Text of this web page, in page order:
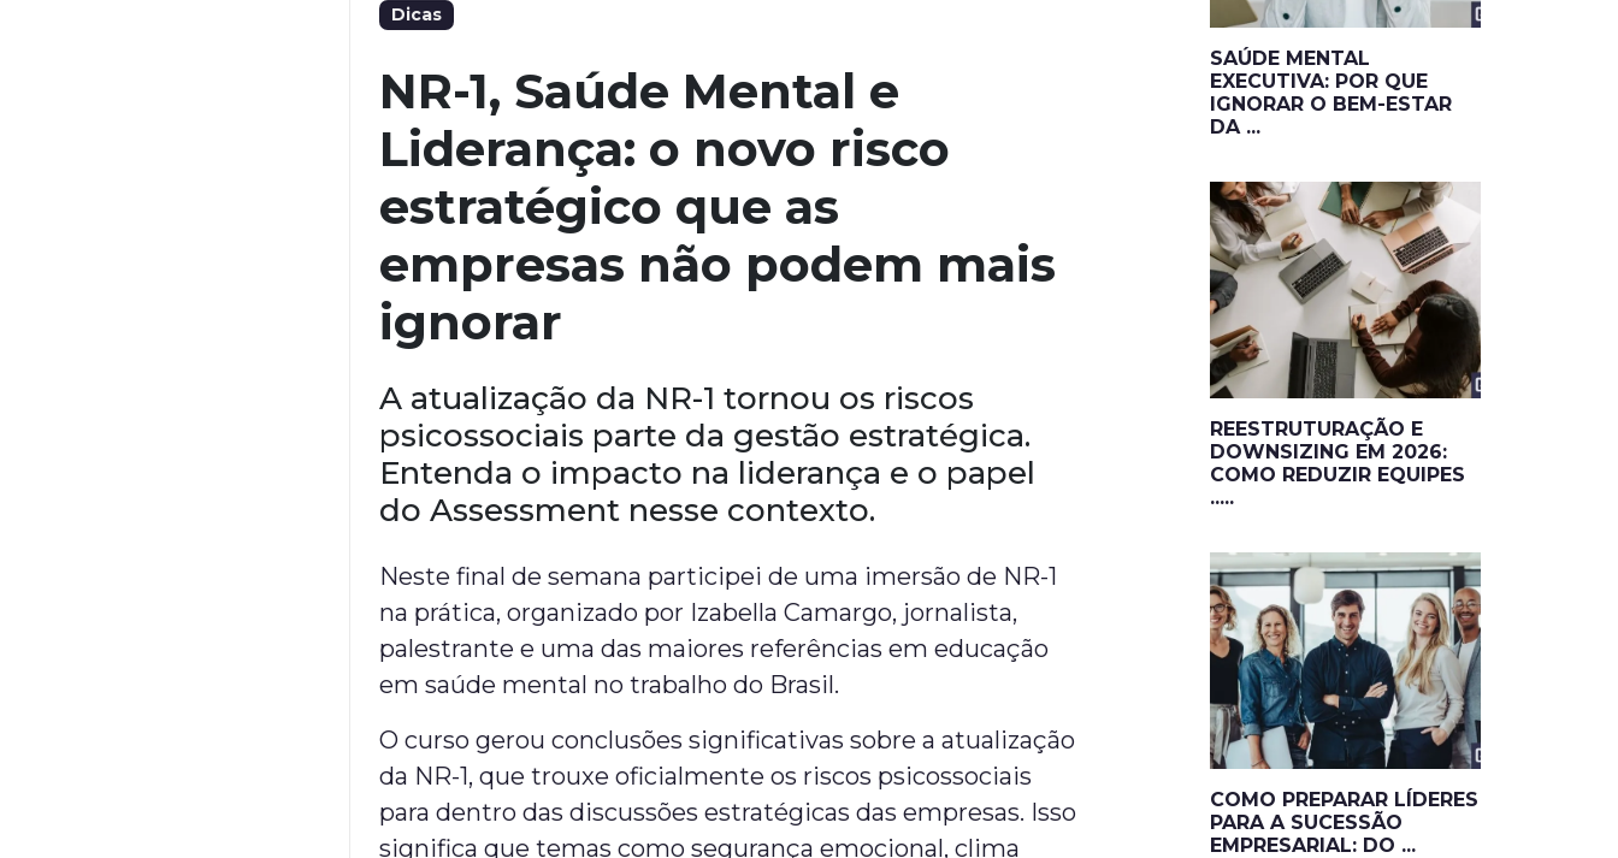
Dicas
NR-1, Saúde Mental e
Liderança: o novo risco
estratégico que as
empresas não podem mais
ignorar
A atualização da NR-1 tornou os riscos
psicossociais parte da gestão estratégica.
Entenda o impacto na liderança e o papel
do Assessment nesse contexto.
Neste final de semana participei de uma imersão de NR-1
na prática, organizado por Izabella Camargo, jornalista,
palestrante e uma das maiores referências em educação
em saúde mental no trabalho do Brasil.
O curso gerou conclusões significativas sobre a atualização
da NR-1, que trouxe oficialmente os riscos psicossociais
para dentro das discussões estratégicas das empresas. Isso
significa que temas como segurança emocional, clima
SAÚDE MENTAL
EXECUTIVA: POR QUE
IGNORAR O BEM-ESTAR
DA ...
REESTRUTURAÇÃO E
DOWNSIZING EM 2026:
COMO REDUZIR EQUIPES
.....
COMO PREPARAR LÍDERES
PARA A SUCESSÃO
EMPRESARIAL: DO ...